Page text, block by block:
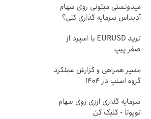
میدونستی میتونی روی سهام
آدیداس سرمایه گذاری کنی؟
ترید EURUSD با اسپرد از
صفر پیپ
مسیر همراهی و گزارش عملکرد
گروه اسنپ در ۱۴۰۴
سرمایه گذاری ارزی روی سهام
تویوتا - کلیک کن